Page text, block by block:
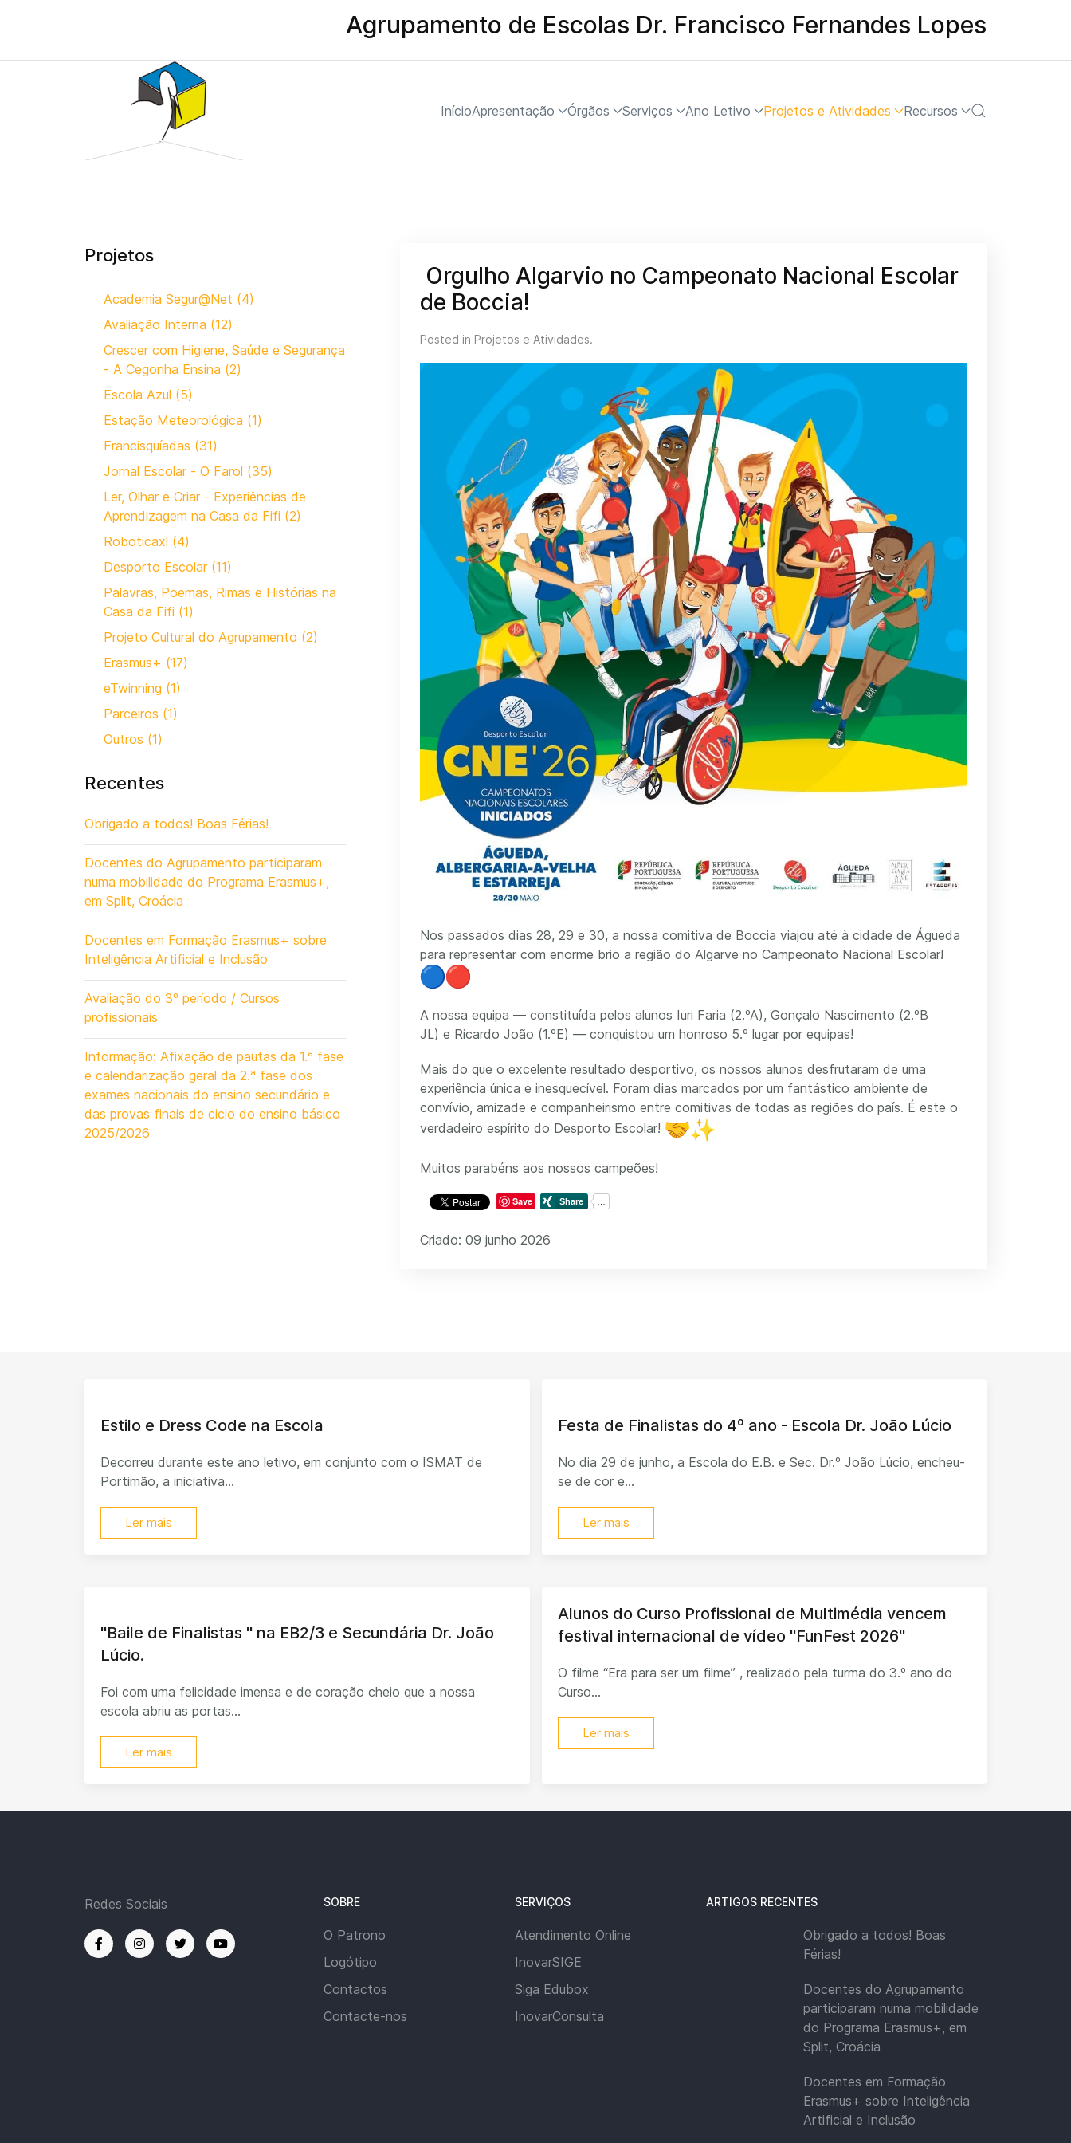
Agrupamento de Escolas Dr. Francisco Fernandes Lopes
InícioApresentação Órgãos Serviços Ano Letivo Projetos e Atividades Recursos
Projetos
Academia Segur@Net (4)
Avaliação Interna (12)
Crescer com Higiene, Saúde e Segurança
- A Cegonha Ensina (2)
Escola Azul (5)
Estação Meteorológica (1)
Francisquíadas (31)
Jornal Escolar - O Farol (35)
Ler, Olhar e Criar - Experiências de
Aprendizagem na Casa da Fifi (2)
Roboticaxl (4)
Desporto Escolar (11)
Palavras, Poemas, Rimas e Histórias na
Casa da Fifi (1)
Projeto Cultural do Agrupamento (2)
Erasmus+ (17)
eTwinning (1)
Parceiros (1)
Outros (1)
Recentes
Obrigado a todos! Boas Férias!
Docentes do Agrupamento participaram
numa mobilidade do Programa Erasmus+,
em Split, Croácia
Docentes em Formação Erasmus+ sobre
Inteligência Artificial e Inclusão
Avaliação do 3º período / Cursos
profissionais
Informação: Afixação de pautas da 1.ª fase
e calendarização geral da 2.ª fase dos
exames nacionais do ensino secundário e
das provas finais de ciclo do ensino básico
2025/2026
Orgulho Algarvio no Campeonato Nacional Escolar
de Boccia!
Posted in Projetos e Atividades.
Nos passados dias 28, 29 e 30, a nossa comitiva de Boccia viajou até à cidade de Águeda
para representar com enorme brio a região do Algarve no Campeonato Nacional Escolar!
A nossa equipa — constituída pelos alunos Iuri Faria (2.ºA), Gonçalo Nascimento (2.ºB
JL) e Ricardo João (1.ºE) — conquistou um honroso 5.º lugar por equipas!
Mais do que o excelente resultado desportivo, os nossos alunos desfrutaram de uma
experiência única e inesquecível. Foram dias marcados por um fantástico ambiente de
convívio, amizade e companheirismo entre comitivas de todas as regiões do país. É este o
verdadeiro espírito do Desporto Escolar!
Muitos parabéns aos nossos campeões!
Save
Criado: 09 junho 2026
Estilo e Dress Code na Escola
Decorreu durante este ano letivo, em conjunto com o ISMAT de
Portimão, a iniciativa...
Ler mais
Festa de Finalistas do 4º ano - Escola Dr. João Lúcio
No dia 29 de junho, a Escola do E.B. e Sec. Dr.º João Lúcio, encheu-
se de cor e...
Ler mais
"Baile de Finalistas " na EB2/3 e Secundária Dr. João
Lúcio.
Foi com uma felicidade imensa e de coração cheio que a nossa
escola abriu as portas...
Ler mais
Alunos do Curso Profissional de Multimédia vencem
festival internacional de vídeo "FunFest 2026"
O filme “Era para ser um filme” , realizado pela turma do 3.º ano do
Curso...
Ler mais
Redes Sociais SOBRE
O Patrono
Logótipo
Contactos
Contacte-nos
SERVIÇOS
Atendimento Online
InovarSIGE
Siga Edubox
InovarConsulta
ARTIGOS RECENTES
Obrigado a todos! Boas
Férias!
Docentes do Agrupamento
participaram numa mobilidade
do Programa Erasmus+, em
Split, Croácia
Docentes em Formação
Erasmus+ sobre Inteligência
Artificial e Inclusão